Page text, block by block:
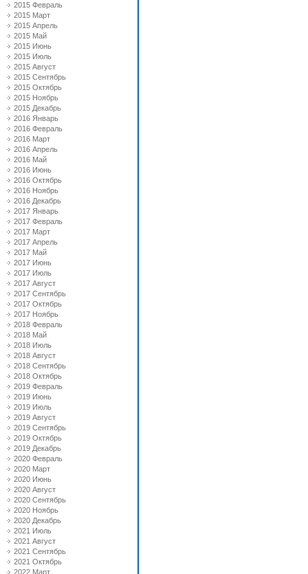
2015 Февраль
2015 Март
2015 Апрель
2015 Май
2015 Июнь
2015 Июль
2015 Август
2015 Сентябрь
2015 Октябрь
2015 Ноябрь
2015 Декабрь
2016 Январь
2016 Февраль
2016 Март
2016 Апрель
2016 Май
2016 Июнь
2016 Октябрь
2016 Ноябрь
2016 Декабрь
2017 Январь
2017 Февраль
2017 Март
2017 Апрель
2017 Май
2017 Июнь
2017 Июль
2017 Август
2017 Сентябрь
2017 Октябрь
2017 Ноябрь
2018 Февраль
2018 Май
2018 Июль
2018 Август
2018 Сентябрь
2018 Октябрь
2019 Февраль
2019 Июнь
2019 Июль
2019 Август
2019 Сентябрь
2019 Октябрь
2019 Декабрь
2020 Февраль
2020 Март
2020 Июнь
2020 Август
2020 Сентябрь
2020 Ноябрь
2020 Декабрь
2021 Июль
2021 Август
2021 Сентябрь
2021 Октябрь
2022 Март